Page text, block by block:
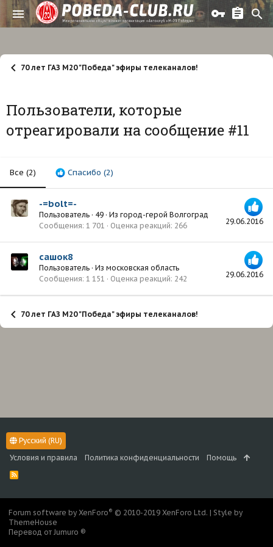
70 лет ГАЗ М20 "Победа" эфиры телеканалов!
Пользователи, которые
отреагировали на сообщение #11
Все (2) Спасибо (2)
29.06.2016
-=bolt=-
Пользователь · 49 · Из город-герой Волгоград
Сообщения 1 701 Оценка реакций 266
29.06.2016
сашок8
Пользователь · Из московская область
Сообщения 1 151 Оценка реакций 242
70 лет ГАЗ М20 "Победа" эфиры телеканалов!
Русский (RU)
Условия и правила
Политика конфиденциальности Помощь
R
S
Forum software by XenForo® © 2010-2019 XenForo Ltd. | Style by
ThemeHouse
Перевод от Jumuro ®